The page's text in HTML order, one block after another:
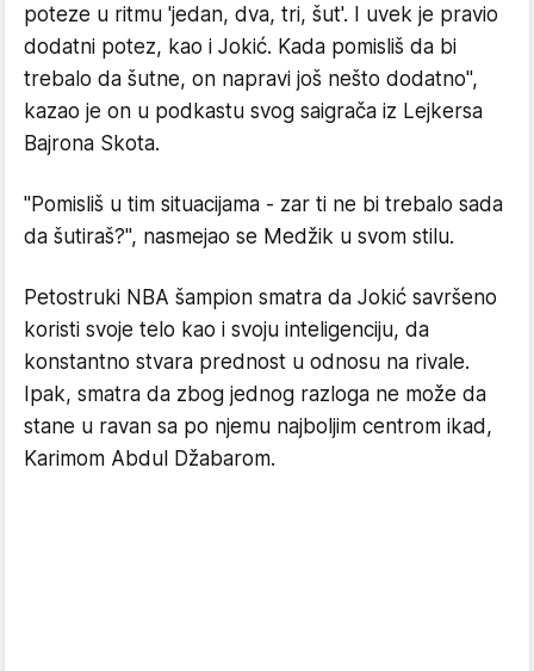
poteze u ritmu 'jedan, dva, tri, šut'. I uvek je pravio
dodatni potez, kao i Jokić. Kada pomisliš da bi
trebalo da šutne, on napravi još nešto dodatno",
kazao je on u podkastu svog saigrača iz Lejkersa
Bajrona Skota.
"Pomisliš u tim situacijama - zar ti ne bi trebalo sada
da šutiraš?", nasmejao se Medžik u svom stilu.
Petostruki NBA šampion smatra da Jokić savršeno
koristi svoje telo kao i svoju inteligenciju, da
konstantno stvara prednost u odnosu na rivale.
Ipak, smatra da zbog jednog razloga ne može da
stane u ravan sa po njemu najboljim centrom ikad,
Karimom Abdul Džabarom.